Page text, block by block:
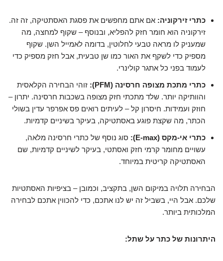
כתרי זירקוניה: אם אתם מחפשים את פסגת האסתטיקה, זה זה.
זירקוניה הוא חומר חזק להפליא, ובנוסף – שקוף למחצה, מה
שמעניק לו מראה טבעי לחלוטין, בדומה לאמייל השן. שקוף
מספיק כדי לשקף את האור כמו שן טבעית, אבל חזק מספיק כדי
לעמוד בפני כל אתגר קולינרי.
כתרי מתכת מצופה חרסינה (PFM):
זוהי הבחירה הקלאסית
והוותיקה יותר. שלד מתכתי חזק מצופה בשכבות חרסינה. יתרון –
חוזק ועמידות. חיסרון קל – לעיתים רואים פס אפרפר עדין בשולי
הכתר, מה שקצת פוגע באסתטיקה, בעיקר בשיניים קדמיות.
כתרי אי-מקס (E-max):
סוג נוסף של כתרי חרסינה מלאה,
עשויים מחומר קרמי חזק ואסתטי, בעיקר לשיניים קדמיות, שם
האסתטיקה קריטית במיוחד.
הבחירה תלויה במיקום השן, בתקציב, וכמובן – בציפיות האסתטיות
שלכם. אבל היי, בשביל זה יש לנו אתכם, כדי להכווין אתכם לבחירה
המלכותית ביותר.
היתרונות של כתר על שתל: